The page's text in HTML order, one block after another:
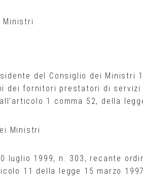
Ministri
del Consiglio dei Ministri
dei fornitori prestatori di
1 comma 52, della
Ministri
luglio 1999, n. 303, recante
11 della legge 15 marzo